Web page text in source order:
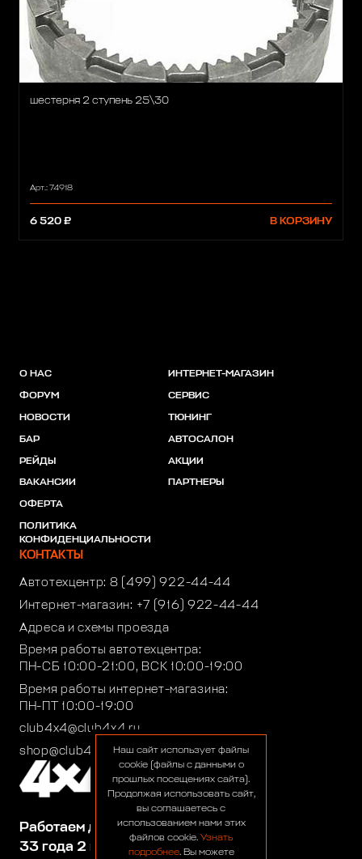
шестерня 2 ступень 25\30
Арт.: 74918
6 520 ₽ В КОРЗИНУ
Работаем для вас:
33 года 2 месяца 25 дней
О НАС
ФОРУМ
НОВОСТИ
БАР
РЕЙДЫ
ВАКАНСИИ
ОФЕРТА
ПОЛИТИКА
КОНФИДЕНЦИАЛЬНОСТИ
ИНТЕРНЕТ-МАГАЗИН
СЕРВИС
ТЮНИНГ
АВТОСАЛОН
АКЦИИ
ПАРТНЕРЫ
КОНТАКТЫ
Автотехцентр: 8 (499) 922-44-44
Интернет-магазин: +7 (916) 922-44-44
Адреса и схемы проезда
Время работы автотехцентра:
ПН-СБ 10:00-21:00, ВСК 10:00-19:00
Время работы интернет-магазина:
ПН-ПТ 10:00-19:00
club4x4@club4x4.ru
shop@club4x4.ruНаш сайт использует файлы
cookie (файлы с данными о
прошлых посещениях сайта).
Продолжая использовать сайт,
вы соглашаетесь с
использованием нами этих
файлов cookie. Узнать
подробнее. Вы можете